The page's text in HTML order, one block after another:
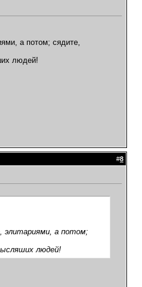
а потом; сядите,
людей!
#8
элитариями, а потом;
людей!